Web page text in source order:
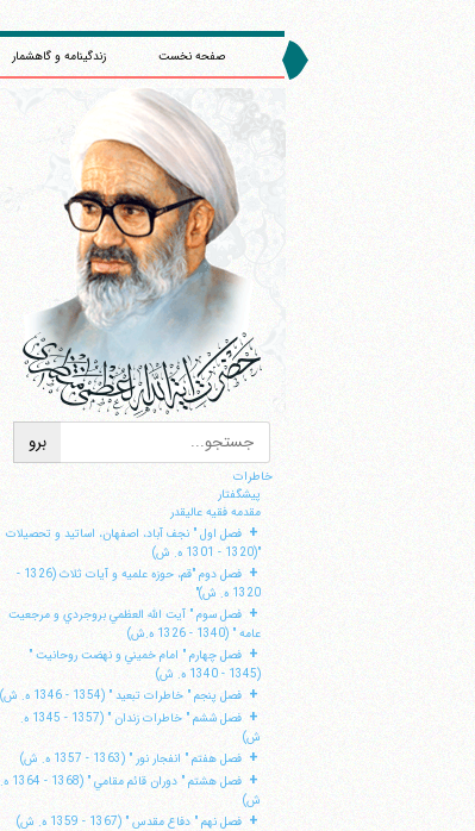
صفحه نخست زندگینامه و گاهشمار
خاطرات
پيشگفتار
مقدمه فقيه عاليقدر
+ فصل اول " نجف آباد، اصفهان، اساتيد و تحصيلات
"(1320 - 1301 ه. ش)
+
فصل دوم "قم، حوزه علميه و آيات ثلاث (1326 -
1320 ه. ش)"
+ فصل سوم " آيت الله العظمي بروجردي و مرجعيت
عامه " (1340 - 1326 ه.ش)
+ فصل چهارم " امام خميني و نهضت روحانيت "
(1345 - 1340 ه. ش)
+ فصل پنجم " خاطرات تبعيد " (1354 - 1346 ه. ش)
+
فصل ششم " خاطرات زندان " (1357 - 1345 ه.
ش)
+ فصل هفتم " انفجار نور " (1363 - 1357 ه. ش)
+
فصل هشتم " دوران قائم مقامي " (1368 - 1364 ه.
ش)
+ فصل نهم " دفاع مقدس " (1367 - 1359 ه. ش)